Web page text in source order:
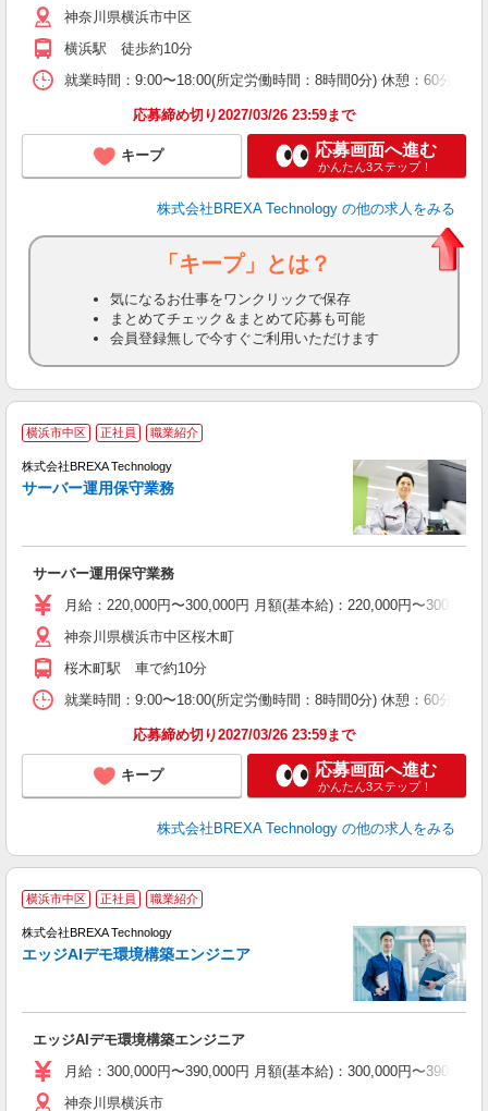
神奈川県横浜市中区
横浜駅 徒歩約10分
就業時間：9:00〜18:00(所定労働時間：8時間0分) 休憩：60分 時
応募締め切り2027/03/26 23:59まで
キープ 応募画面へ進む
かんたん3ステップ！
株式会社BREXA Technology の他の求人をみる
「キープ」とは？
気になるお仕事をワンクリックで保存
まとめてチェック＆まとめて応募も可能
会員登録無しで今すぐご利用いただけます
横浜市中区 正社員 職業紹介
株式会社BREXA Technology
サーバー運用保守業務
サーバー運用保守業務
月給：220,000円〜300,000円 月額(基本給)：220,000円〜
神奈川県横浜市中区桜木町
桜木町駅 車で約10分
就業時間：9:00〜18:00(所定労働時間：8時間0分) 休憩：60分 時
応募締め切り2027/03/26 23:59まで
キープ 応募画面へ進む
かんたん3ステップ！
株式会社BREXA Technology の他の求人をみる
横浜市中区 正社員 職業紹介
株式会社BREXA Technology
エッジAIデモ環境構築エンジニア
エッジAIデモ環境構築エンジニア
月給：300,000円〜390,000円 月額(基本給)：300,000円〜
神奈川県横浜市